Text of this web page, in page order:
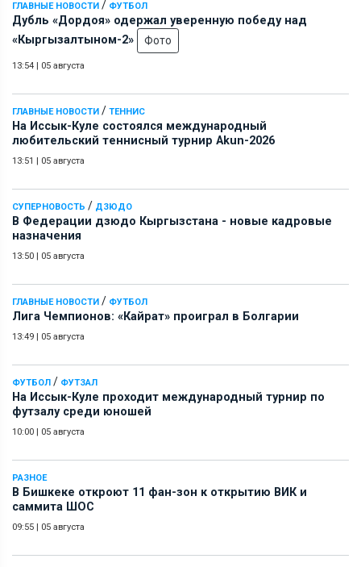
ГЛАВНЫЕ НОВОСТИ / ФУТБОЛ
Дубль «Дордоя» одержал уверенную победу над
«Кыргызалтыном-2»
Фото
13:54 05 августа
ГЛАВНЫЕ НОВОСТИ / ТЕННИС
На Иссык-Куле состоялся международный
любительский теннисный турнир Akun-2026
13:51 05 августа
СУПЕРНОВОСТЬ / ДЗЮДО
В Федерации дзюдо Кыргызстана - новые кадровые
назначения
13:50 05 августа
ГЛАВНЫЕ НОВОСТИ / ФУТБОЛ
Лига Чемпионов: «Кайрат» проиграл в Болгарии
13:49 05 августа
ФУТБОЛ / ФУТЗАЛ
На Иссык-Куле проходит международный турнир по
футзалу среди юношей
10:00 05 августа
РАЗНОЕ
В Бишкеке откроют 11 фан-зон к открытию ВИК и
саммита ШОС
09:55 05 августа